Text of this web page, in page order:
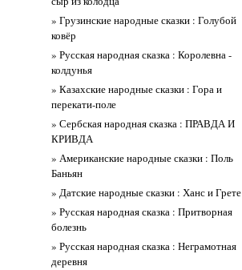
» Грузинские народные сказки : Голубой
ковёр
» Русская народная сказка : Королевна -
колдунья
» Казахские народные сказки : Гора и
перекати-поле
» Сербская народная сказка : ПРАВДА И
КРИВДА
» Американские народные сказки : Поль
Баньян
» Датские народные сказки : Ханс и Грете
» Русская народная сказка : Притворная
болезнь
» Русская народная сказка : Неграмотная
деревня